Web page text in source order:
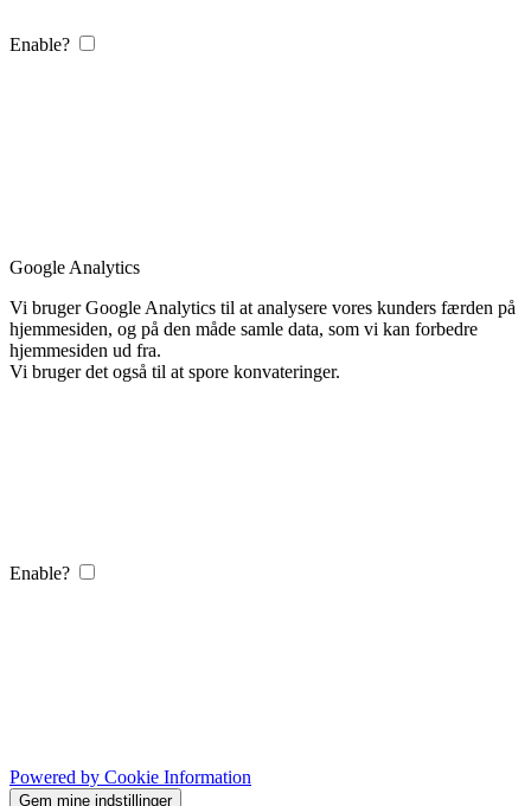
Enable?
Google Analytics
Vi bruger Google Analytics til at analysere vores kunders færden på
hjemmesiden, og på den måde samle data, som vi kan forbedre
hjemmesiden ud fra.
Vi bruger det også til at spore konvateringer.
Enable?
Powered by Cookie Information
Gem mine indstillinger